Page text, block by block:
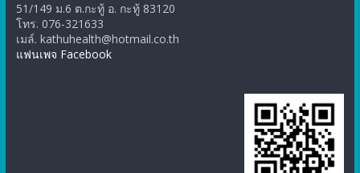
51/149 ม.6 ต.กะทู้ อ. กะทู้ 83120
โทร. 076-321633
เมล์. kathuhealth@hotmail.co.th
แฟนเพจ Facebook